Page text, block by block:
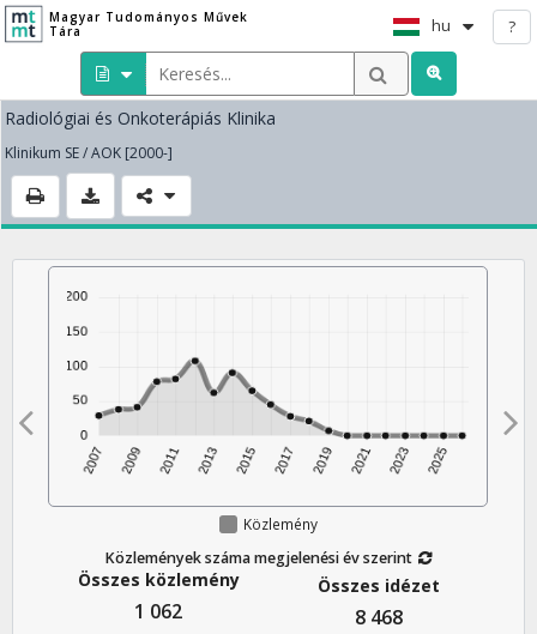
Magyar Tudományos Művek
Tára
hu ?
Radiológiai és Onkoterápiás Klinika
Klinikum SE / AOK [2000-]
Közlemény
Közlemények száma megjelenési év szerint
Összes közlemény
1 062
Összes idézet
8 468